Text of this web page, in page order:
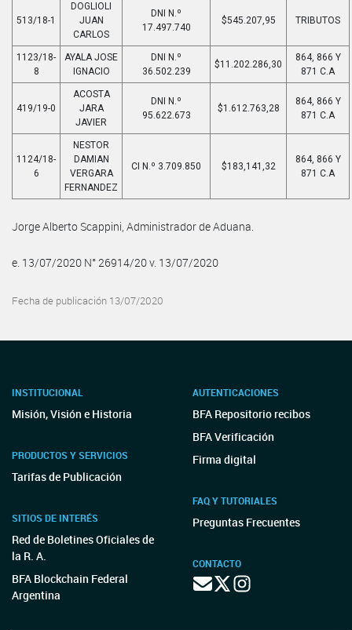
513/18-1
DOGLIOLI
JUAN
CARLOS
DNI N.º
17.497.740
$545.207,95 TRIBUTOS
1123/18-
8
AYALA JOSE
IGNACIO
DNI N.º
36.502.239
$11.202.286,30
864, 866 Y
871 C.A
419/19-0
ACOSTA
JARA
JAVIER
DNI N.º
95.622.673
$1.612.763,28
864, 866 Y
871 C.A
1124/18-
6
NESTOR
DAMIAN
VERGARA
FERNANDEZ
CI N.º 3.709.850 $183,141,32
864, 866 Y
871 C.A
Jorge Alberto Scappini, Administrador de Aduana.
e. 13/07/2020 N° 26914/20 v. 13/07/2020
Fecha de publicación 13/07/2020
INSTITUCIONAL
Misión, Visión e Historia
PRODUCTOS Y SERVICIOS
Tarifas de Publicación
SITIOS DE INTERÉS
Red de Boletines Oficiales de
la R. A.
BFA Blockchain Federal
Argentina
AUTENTICACIONES
BFA Repositorio recibos
BFA Verificación
Firma digital
FAQ Y TUTORIALES
Preguntas Frecuentes
CONTACTO